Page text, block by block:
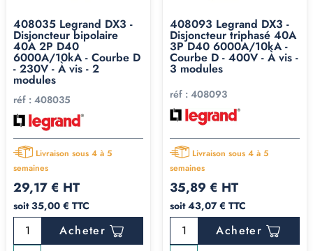
408035 Legrand DX3 -
Disjoncteur bipolaire
40A 2P D40
6000A/10kA - Courbe D
- 230V - À vis - 2
modules
réf : 408035
Livraison sous 4 à 5
semaines
29,17 € HT
soit 35,00 € TTC
Acheter
408093 Legrand DX3 -
Disjoncteur triphasé 40A
3P D40 6000A/10kA -
Courbe D - 400V - À vis -
3 modules
réf : 408093
Livraison sous 4 à 5
semaines
35,89 € HT
soit 43,07 € TTC
Acheter